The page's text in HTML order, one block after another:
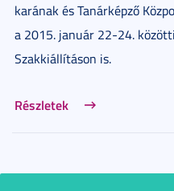
karának és Tanárképző
a 2015. január 22-24.
Szakkiállításon is.
Részletek